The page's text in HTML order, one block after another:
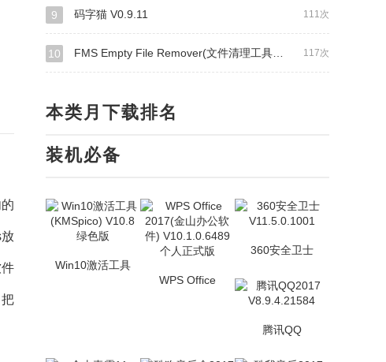
111次
9 码字猫 V0.9.11
117次
10 FMS Empty File Remover(文件清理工具) V2.04
本类月下载排名
装机必备
Win10激活工具
WPS Office
360安全卫士
腾讯QQ